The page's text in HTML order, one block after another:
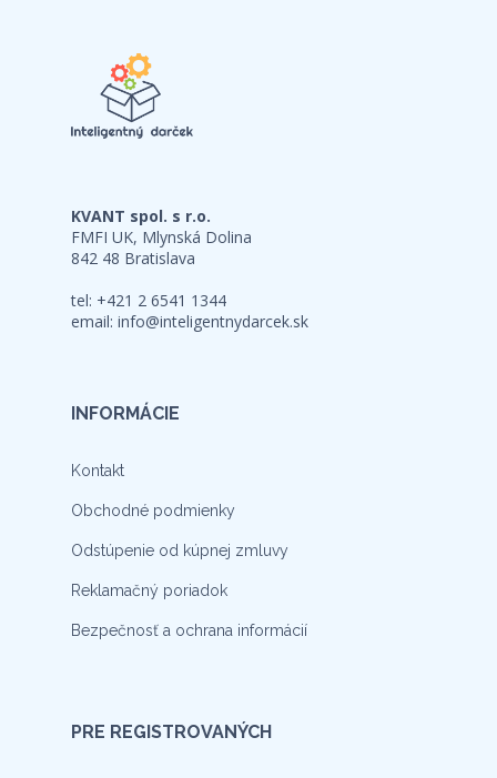
KVANT spol. s r.o.
FMFI UK, Mlynská Dolina
842 48 Bratislava
tel: +421 2 6541 1344
email: info@inteligentnydarcek.sk
INFORMÁCIE
Kontakt
Obchodné podmienky
Odstúpenie od kúpnej zmluvy
Reklamačný poriadok
Bezpečnosť a ochrana informácií
PRE REGISTROVANÝCH